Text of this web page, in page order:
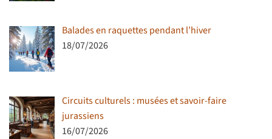
Balades en raquettes pendant l’hiver
18/07/2026
Circuits culturels : musées et savoir-faire
jurassiens
16/07/2026